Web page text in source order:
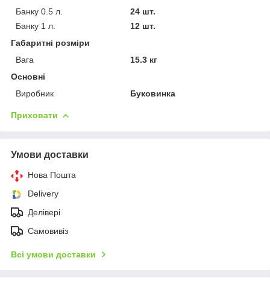
Банку 0.5 л.
24 шт.
Банку 1 л.
12 шт.
Габаритні розміри
Вага
15.3 кг
Основні
Виробник
Буковинка
Приховати
Умови доставки
Нова Пошта
Delivery
Делівері
Самовивіз
Всі умови доставки